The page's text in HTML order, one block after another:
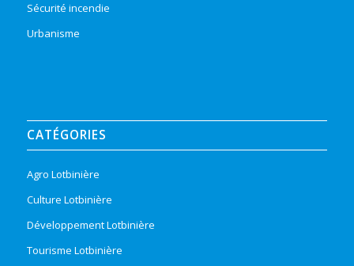
Sécurité incendie
Urbanisme
CATÉGORIES
Agro Lotbinière
Culture Lotbinière
Développement Lotbinière
Tourisme Lotbinière